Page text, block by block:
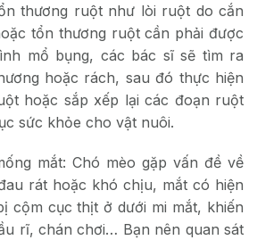
thương ruột như lòi ruột do cắn
tổn thương ruột cần phải được
mổ bụng, các bác sĩ sẽ tìm ra
hoặc rách, sau đó thực hiện
hoặc sắp xếp lại các đoạn ruột
sức khỏe cho vật nuôi.
mắt: Chó mèo gặp vấn đề về
rát hoặc khó chịu, mắt có hiện
cộm cục thịt ở dưới mi mắt, khiến
rĩ, chán chơi… Bạn nên quan sát